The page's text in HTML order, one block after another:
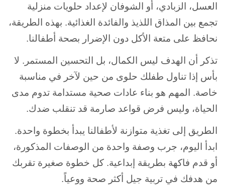
العسل، الزبادي، أو الشوفان لإعداد حلويات منزلية
تجمع بين المذاق اللذيذ والفائدة الغذائية. بهذه الطريقة،
نحافظ على متعة الأكل دون الإضرار بصحة أطفالنا.
تذكر أن الهدف ليس الكمال، بل التحسين المستمر. لا
بأس إذا تناول طفلك حلوى من حين لآخر في مناسبة
خاصة. المهم هو بناء عادات صحية مستدامة تدوم مدى
الحياة، وليس فرض قواعد صارمة قد تنقلب ضدك.
الطريق إلى تغذية متوازنة لأطفالنا يبدأ بخطوة واحدة.
ابدأ اليوم، جرب وصفة واحدة من الوصفات المذكورة،
أو قدم فاكهة بطريقة إبداعية. كل خطوة صغيرة تقربك
من هدفك في تربية جيل أكثر صحة ووعياً.